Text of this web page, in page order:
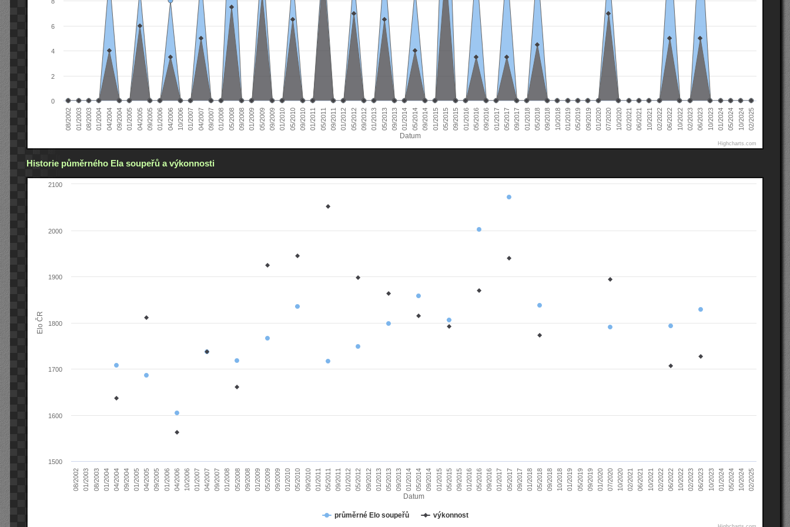
Datum
08/2002 01/2003 08/2003 01/2004 04/2004 09/2004 01/2005 04/2005 09/2005 01/2006 04/2006 10/2006 01/2007 04/2007 09/2007 01/2008 05/2008 09/2008 01/2009 05/2009 09/2009 01/2010 05/2010 09/2010 01/2011 05/2011 09/2011 01/2012 05/2012 09/2012 01/2013 05/2013 09/2013 01/2014 05/2014 09/2014 01/2015 05/2015 09/2015 01/2016 05/2016 09/2016 01/2017 05/2017 09/2017 01/2018 05/2018 09/2018 10/2018 01/2019 05/2019 09/2019 01/2020 07/2020 10/2020 02/2021 06/2021 10/2021 02/2022 06/2022 10/2022 02/2023 06/2023 10/2023 01/2024 05/2024 10/2024 02/2025
0
2
4
6
Highcharts.com
Historie půměrného Ela soupeřů a výkonnosti
Datum
Elo ČR
průměrné Elo soupeřů výkonnost
08/2002 01/2003 08/2003 01/2004 04/2004 09/2004 01/2005 04/2005 09/2005 01/2006 04/2006 10/2006 01/2007 04/2007 09/2007 01/2008 05/2008 09/2008 01/2009 05/2009 09/2009 01/2010 05/2010 09/2010 01/2011 05/2011 09/2011 01/2012 05/2012 09/2012 01/2013 05/2013 09/2013 01/2014 05/2014 09/2014 01/2015 05/2015 09/2015 01/2016 05/2016 09/2016 01/2017 05/2017 09/2017 01/2018 05/2018 09/2018 10/2018 01/2019 05/2019 09/2019 01/2020 07/2020 10/2020 02/2021 06/2021 10/2021 02/2022 06/2022 10/2022 02/2023 06/2023 10/2023 01/2024 05/2024 10/2024 02/2025
1500
1600
1700
1800
1900
2000
2100